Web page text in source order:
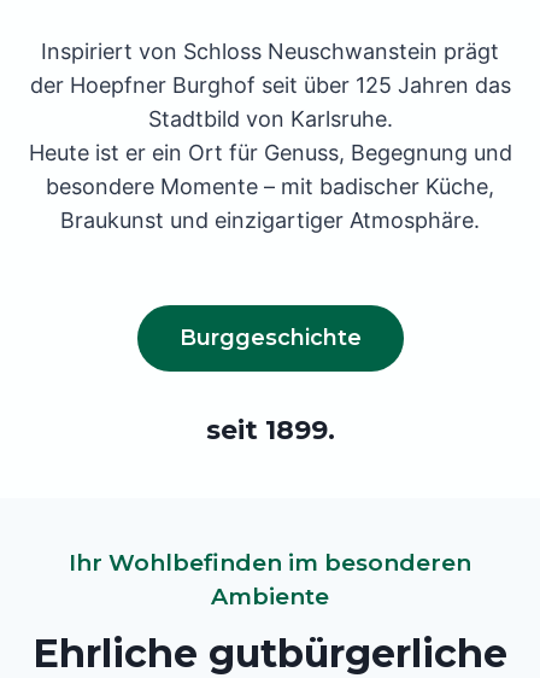
Inspiriert von Schloss Neuschwanstein prägt
der Hoepfner Burghof seit über 125 Jahren das
Stadtbild von Karlsruhe.
Heute ist er ein Ort für Genuss, Begegnung und
besondere Momente – mit badischer Küche,
Braukunst und einzigartiger Atmosphäre.
Burggeschichte
seit 1899.
Ihr Wohlbefinden im besonderen
Ambiente
Ehrliche gutbürgerliche